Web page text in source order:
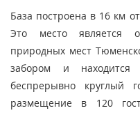
База построена в 16 км
Это место является
природных мест
забором и
беспрерывно круглый
размещение в 120